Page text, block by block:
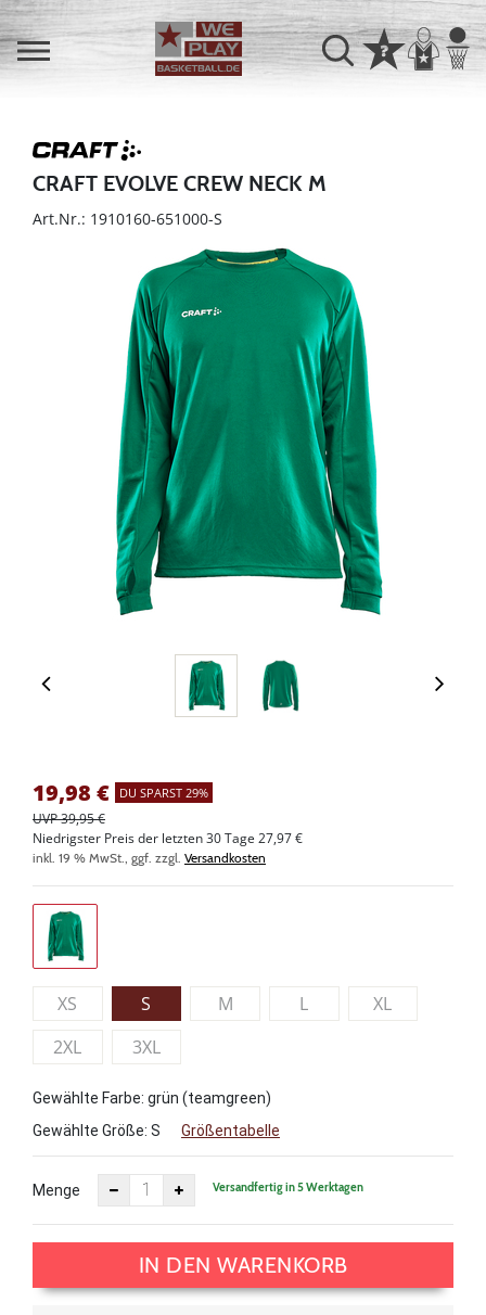
CRAFT EVOLVE CREW NECK M
Art.Nr.: 1910160-651000-S
19,98 € DU SPARST 29%
UVP 39,95 €
Niedrigster Preis der letzten 30 Tage 27,97 €
inkl. 19 % MwSt., ggf. zzgl. Versandkosten
XS S M L
XL
2XL
3XL
Gewählte Farbe: grün (teamgreen)
Gewählte Größe: S Größentabelle
Menge Versandfertig in 5 Werktagen
IN DEN WARENKORB